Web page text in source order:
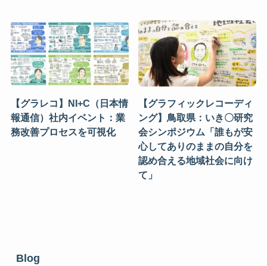
【グラレコ】NI+C（日本情
報通信）社内イベント：業
務改善プロセスを可視化
【グラフィックレコーディ
ング】鳥取県：いき〇研究
会シンポジウム「誰もが安
心してありのままの自分を
認め合える地域社会に向け
て」
Blog